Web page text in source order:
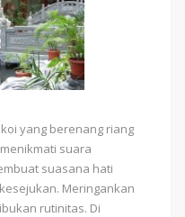
yang berenang riang
suara
suasana hati
Meringankan
rutinitas. Di